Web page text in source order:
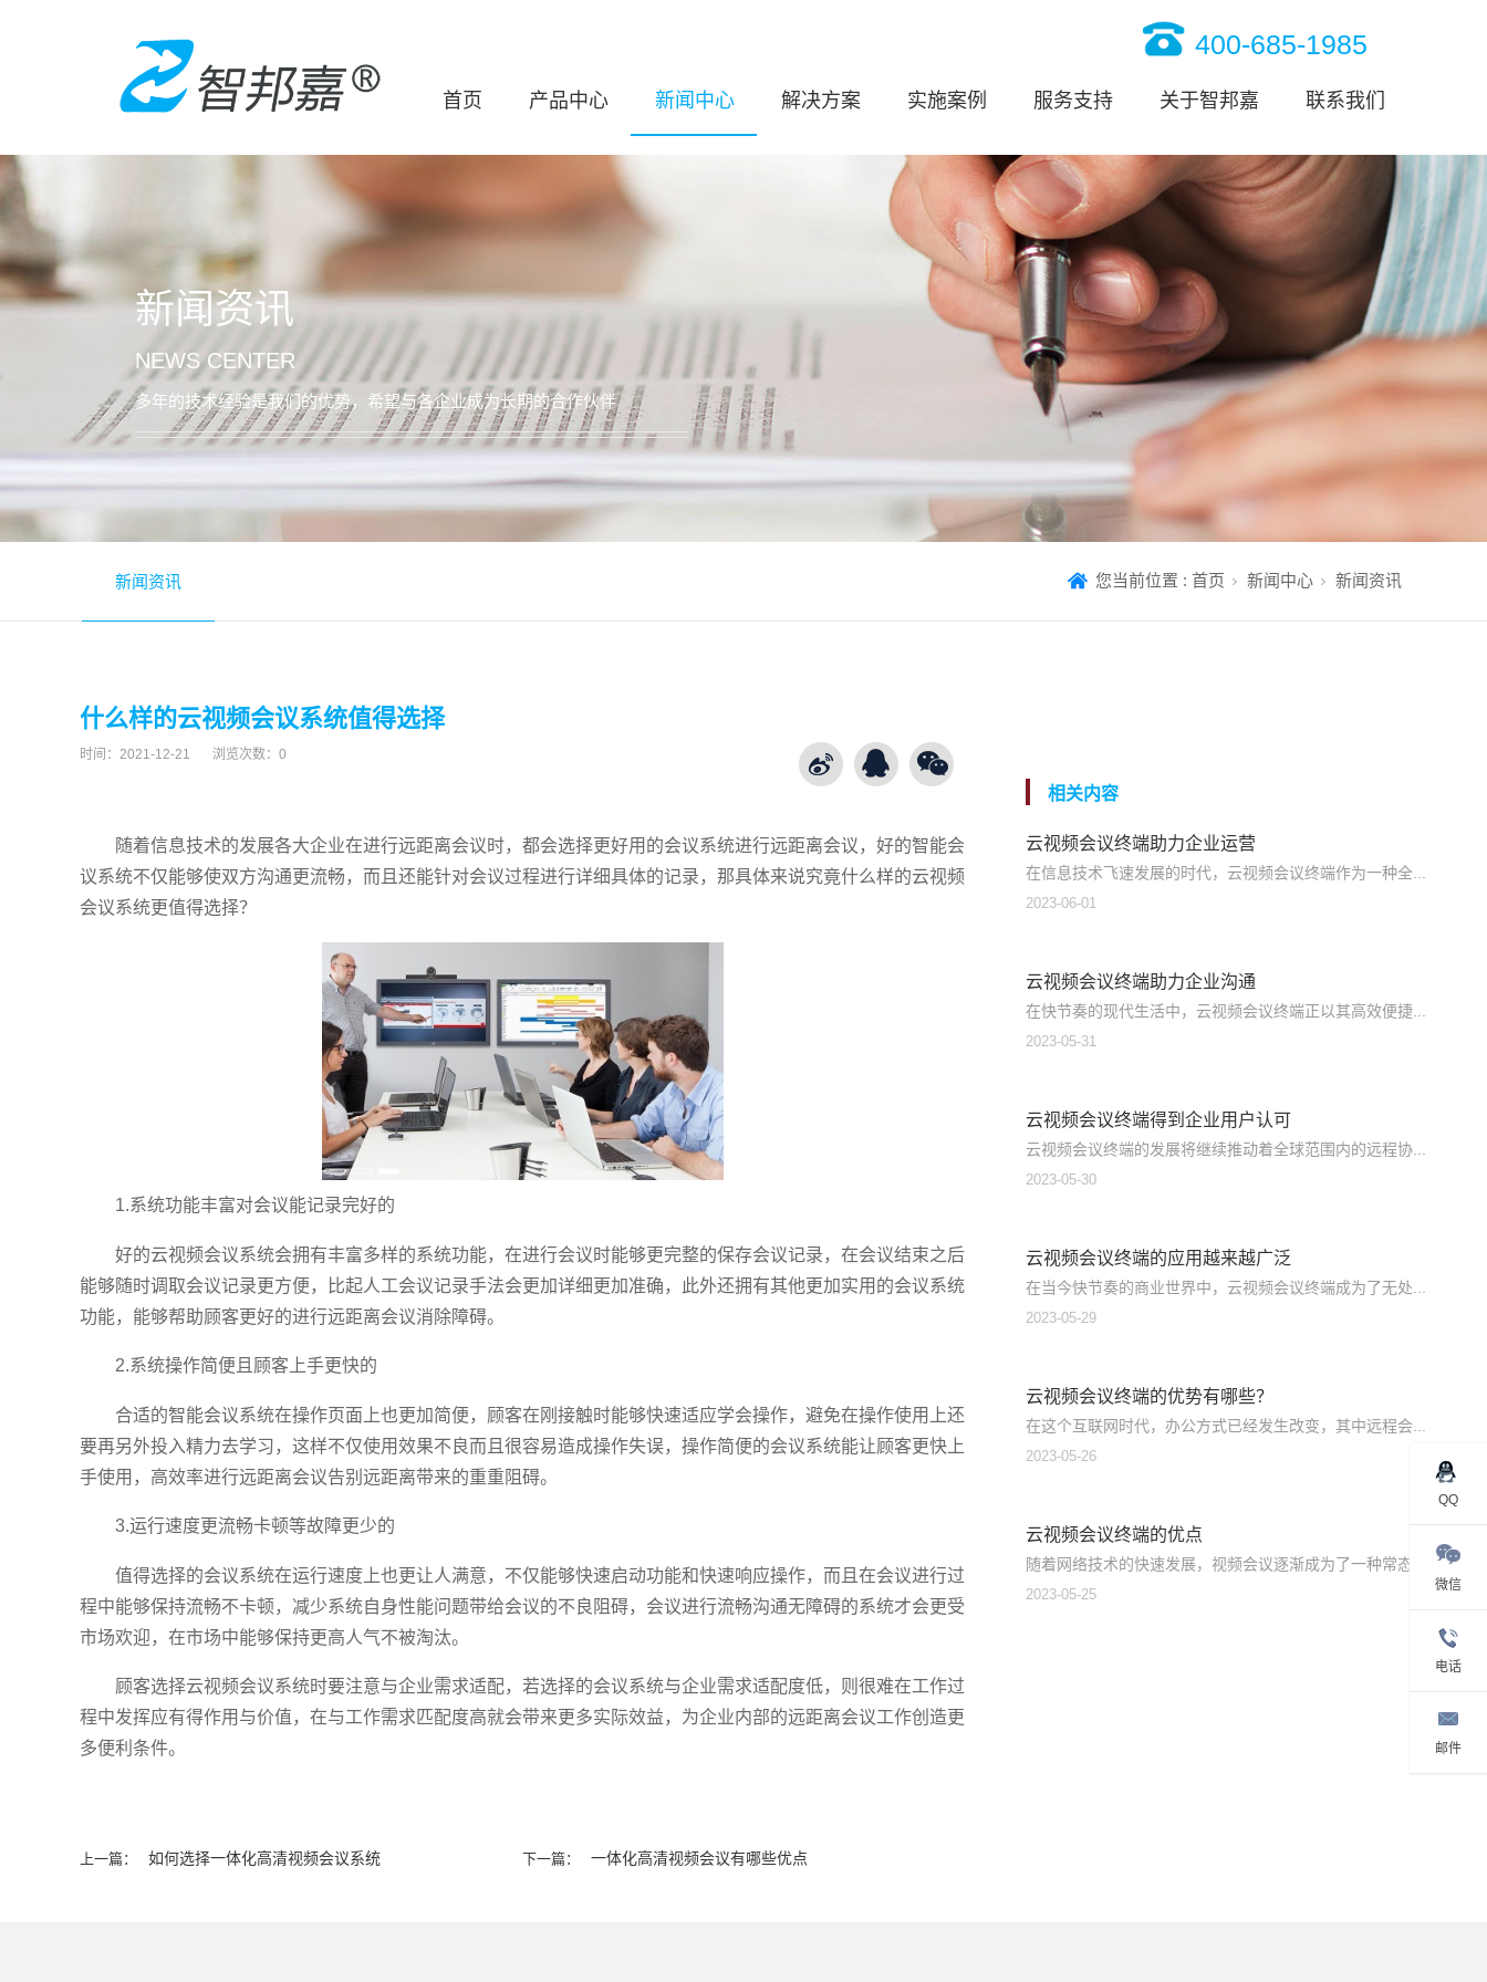
400-685-1985
首页 产品中心 新闻中心 解决方案 实施案例 服务支持 关于智邦嘉 联系我们
新闻资讯
NEWS CENTER
多年的技术经验是我们的优势，希望与各企业成为长期的合作伙伴
新闻资讯 您当前位置 : 首页 新闻中心 新闻资讯
什么样的云视频会议系统值得选择
时间： 2021-12-21 浏览次数： 0
随着信息技术的发展各大企业在进行远距离会议时，都会选择更好用的会议系统进行远距离会议，好的智能会
议系统不仅能够使双方沟通更流畅，而且还能针对会议过程进行详细具体的记录，那具体来说究竟什么样的云视频
会议系统更值得选择？
1.系统功能丰富对会议能记录完好的
好的云视频会议系统会拥有丰富多样的系统功能，在进行会议时能够更完整的保存会议记录，在会议结束之后
能够随时调取会议记录更方便，比起人工会议记录手法会更加详细更加准确，此外还拥有其他更加实用的会议系统
功能，能够帮助顾客更好的进行远距离会议消除障碍。
2.系统操作简便且顾客上手更快的
合适的智能会议系统在操作页面上也更加简便，顾客在刚接触时能够快速适应学会操作，避免在操作使用上还
要再另外投入精力去学习，这样不仅使用效果不良而且很容易造成操作失误，操作简便的会议系统能让顾客更快上
手使用，高效率进行远距离会议告别远距离带来的重重阻碍。
3.运行速度更流畅卡顿等故障更少的
值得选择的会议系统在运行速度上也更让人满意，不仅能够快速启动功能和快速响应操作，而且在会议进行过
程中能够保持流畅不卡顿，减少系统自身性能问题带给会议的不良阻碍，会议进行流畅沟通无障碍的系统才会更受
市场欢迎，在市场中能够保持更高人气不被淘汰。
顾客选择云视频会议系统时要注意与企业需求适配，若选择的会议系统与企业需求适配度低，则很难在工作过
程中发挥应有得作用与价值，在与工作需求匹配度高就会带来更多实际效益，为企业内部的远距离会议工作创造更
多便利条件。
上一篇： 如何选择一体化高清视频会议系统 下一篇： 一体化高清视频会议有哪些优点
相关内容
云视频会议终端助力企业运营
在信息技术飞速发展的时代，云视频会议终端作为一种全...
2023-06-01
云视频会议终端助力企业沟通
在快节奏的现代生活中，云视频会议终端正以其高效便捷...
2023-05-31
云视频会议终端得到企业用户认可
云视频会议终端的发展将继续推动着全球范围内的远程协...
2023-05-30
云视频会议终端的应用越来越广泛
在当今快节奏的商业世界中，云视频会议终端成为了无处...
2023-05-29
云视频会议终端的优势有哪些？
在这个互联网时代，办公方式已经发生改变，其中远程会...
2023-05-26
云视频会议终端的优点
随着网络技术的快速发展，视频会议逐渐成为了一种常态...
2023-05-25
QQ
微信
电话
邮件